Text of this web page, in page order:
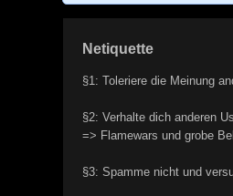
Netiquette
§1: Toleriere die Meinung
§2: Verhalte dich anderen
=> Flamewars und grobe
§3: Spamme nicht und